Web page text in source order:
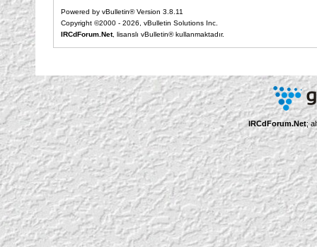
Powered by vBulletin® Version 3.8.11
Copyright ©2000 - 2026, vBulletin Solutions Inc.
IRCdForum.Net, lisanslı vBulletin® kullanmaktadır.
IRCdForum.Net;